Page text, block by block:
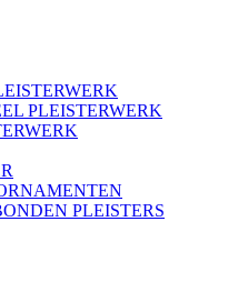
PLEISTERWERK
PLEISTERS